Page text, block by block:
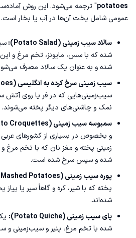
potatoes" ترجمه می‌شود. این روش
عمومی شامل پخت آن‌ها در آب یا بخار است.
سالاد سیب زمینی (Potato Salad):
شده که با سس، مایونز، تخم مرغ و
شده و به عنوان یک سالاد مصرف
سیب زمینی سرخ کرده به انگلیسی(Roasted Potatoes):
سیب‌زمینی‌هایی که در فر یا روی آتش
نمک و چاشنی‌های دیگر پخته می‌شوند.
سمبوسه سیب زمینی (Potato Croquettes):
و بخصوص در بسیاری از کشورهای
زمینی پخته و مغز نان که با تخم مرغ
شده و سپس سرخ شده است.
پوره سیب زمینی (Mashed Potatoes):
پخته که با شیر، کره و گاهاً سیر یا پیاز
شده‌اند.
پای سیب زمینی (Potato Quiche):
شده با تخم مرغ، پنیر و سیب‌زمینی و